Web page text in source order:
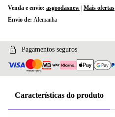
Venda e envio: asgoodasnew Mais ofertas
Envio de: Alemanha
Pagamentos seguros
Características do produto